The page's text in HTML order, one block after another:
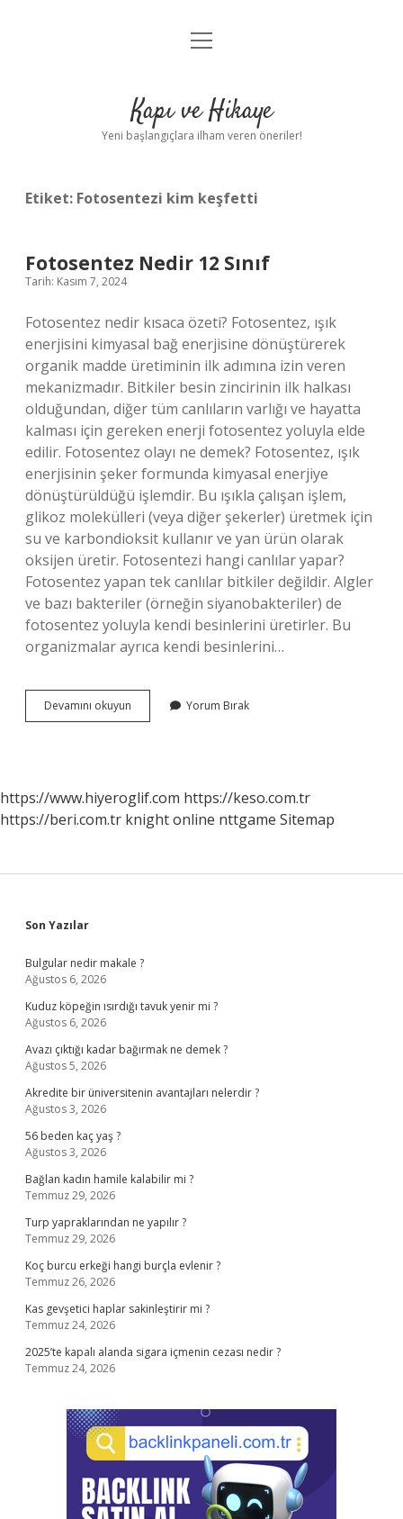
Anasayfa
Yasal Uyarı
menüyü
Kapı ve Hikaye
Yeni başlangıçlara ilham veren öneriler!
Etiket: Fotosentezi kim keşfetti
Fotosentez Nedir 12 Sınıf
Tarih: Kasım 7, 2024
Fotosentez nedir kısaca özeti? Fotosentez, ışık
enerjisini kimyasal bağ enerjisine dönüştürerek
organik madde üretiminin ilk adımına izin veren
mekanizmadır. Bitkiler besin zincirinin ilk halkası
olduğundan, diğer tüm canlıların varlığı ve hayatta
kalması için gereken enerji fotosentez yoluyla elde
edilir. Fotosentez olayı ne demek? Fotosentez, ışık
enerjisinin şeker formunda kimyasal enerjiye
dönüştürüldüğü işlemdir. Bu ışıkla çalışan işlem,
glikoz molekülleri (veya diğer şekerler) üretmek için
su ve karbondioksit kullanır ve yan ürün olarak
oksijen üretir. Fotosentezi hangi canlılar yapar?
Fotosentez yapan tek canlılar bitkiler değildir. Algler
ve bazı bakteriler (örneğin siyanobakteriler) de
fotosentez yoluyla kendi besinlerini üretirler. Bu
organizmalar ayrıca kendi besinlerini…
Devamını okuyun Fotosentez
Nedir
Yorum Bırak
https://www.hiyeroglif.com https://keso.com.tr
https://beri.com.tr knight online nttgame Sitemap
Sidebar
Son Yazılar
Bulgular nedir makale ?
Ağustos 6, 2026
Kuduz köpeğin ısırdığı tavuk yenir mi ?
Ağustos 6, 2026
Avazı çıktığı kadar bağırmak ne demek ?
Ağustos 5, 2026
Akredite bir üniversitenin avantajları nelerdir ?
Ağustos 3, 2026
56 beden kaç yaş ?
Ağustos 3, 2026
Bağlan kadın hamile kalabilir mi ?
Temmuz 29, 2026
Turp yapraklarından ne yapılır ?
Temmuz 29, 2026
Koç burcu erkeği hangi burçla evlenir ?
Temmuz 26, 2026
Kas gevşetici haplar sakinleştirir mi ?
Temmuz 24, 2026
2025’te kapalı alanda sigara içmenin cezası nedir ?
Temmuz 24, 2026